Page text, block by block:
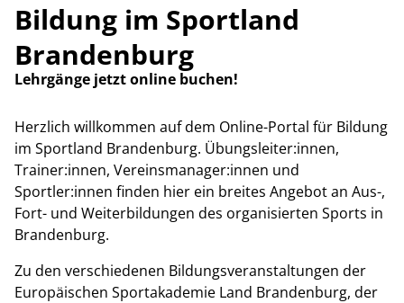
Bildung im Sportland
Brandenburg
Lehrgänge jetzt online buchen!
Herzlich willkommen auf dem Online-Portal für Bildung
im Sportland Brandenburg. Übungsleiter:innen,
Trainer:innen, Vereinsmanager:innen und
Sportler:innen finden hier ein breites Angebot an Aus-,
Fort- und Weiterbildungen des organisierten Sports in
Brandenburg.
Zu den verschiedenen Bildungsveranstaltungen der
Europäischen Sportakademie Land Brandenburg, der